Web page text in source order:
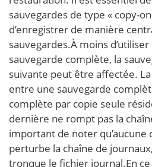
sauvegardes de type « copy-
d’enregistrer de manière
sauvegardes.À moins
sauvegarde complète, la
suivante peut être affectée.
entre une sauvegarde
complète par copie seule
dernière ne rompt pas la
important de noter qu’aucune
perturbe la chaîne de
tronque le fichier journal.En